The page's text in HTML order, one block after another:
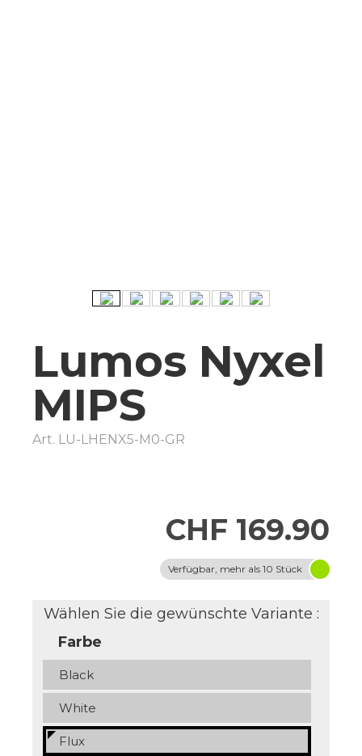
Lumos Nyxel
MIPS
Art. LU-LHENX5-M0-GR
CHF 169.90
Verfügbar, mehr als 10 Stück
Wählen Sie die gewünschte Variante :
Farbe
Black
White
Flux